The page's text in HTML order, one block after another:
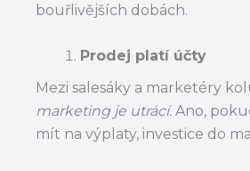
bouřlivějších dobách.
Prodej platí účty
Mezi salesáky a marketéry
marketing je utrácí. Ano,
mít na výplaty, investice do